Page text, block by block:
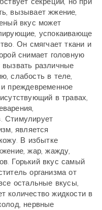
вызывает жжение,
вкус может
успокаивающе
Он смягчает ткани и
снимает головную
различные
слабость в теле,
преждевременное
в травах,
Стимулирует
является
В избытке
жар, жажду,
Горький вкус самый
организма от
остальные вкусы,
количество жидкости в
нервные